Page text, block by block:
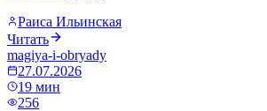
Раиса Ильинская
Читать
magiya-i-obryady
27.07.2026
19 мин
256